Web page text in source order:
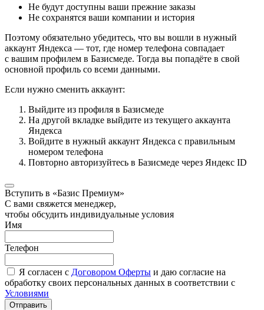
Не будут доступны ваши прежние заказы
Не сохранятся ваши компании и история
Поэтому обязательно убедитесь, что вы вошли в нужный
аккаунт Яндекса — тот, где номер телефона совпадает
с вашим профилем в Базисмеде. Тогда вы попадёте в свой
основной профиль со всеми данными.
Если нужно сменить аккаунт:
Выйдите из профиля в Базисмеде
На другой вкладке выйдите из текущего аккаунта
Яндекса
Войдите в нужный аккаунт Яндекса с правильным
номером телефона
Повторно авторизуйтесь в Базисмеде через Яндекс ID
Вступить в «Базис Премиум»
С вами свяжется менеджер,
чтобы обсудить индивидуальные условия
Имя
Телефон
Я согласен с Договором Оферты и даю согласие на
обработку своих персональных данных в соответствии с
Условиями
Отправить